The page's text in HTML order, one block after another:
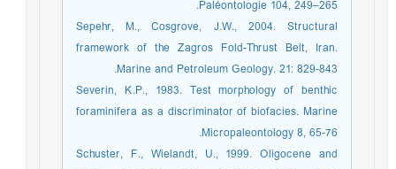
Paléontologie 104, 249–265.
Sepehr, M., Cosgrove, J.W., 2004. Structural
framework of the Zagros Fold-Thrust Belt, Iran.
Marine and Petroleum Geology. 21: 829-843.
Severin, K.P., 1983. Test morphology of benthic
foraminifera as a discriminator of biofacies. Marine
Micropaleontology 8, 65-76.
Schuster, F., Wielandt, U., 1999. Oligocene and